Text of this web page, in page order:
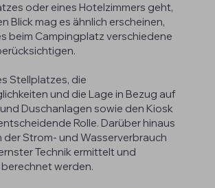
oder eines Hotelzimmers geht,
Blick mag es ähnlich erscheinen,
beim Campingplatz verschiedene
Stellplatzes, die
und die Lage in Bezug auf
Duschanlagen sowie den Kiosk
Rolle. Darüber hinaus
der Strom- und Wasserverbrauch
Technik ermittelt und
werden.